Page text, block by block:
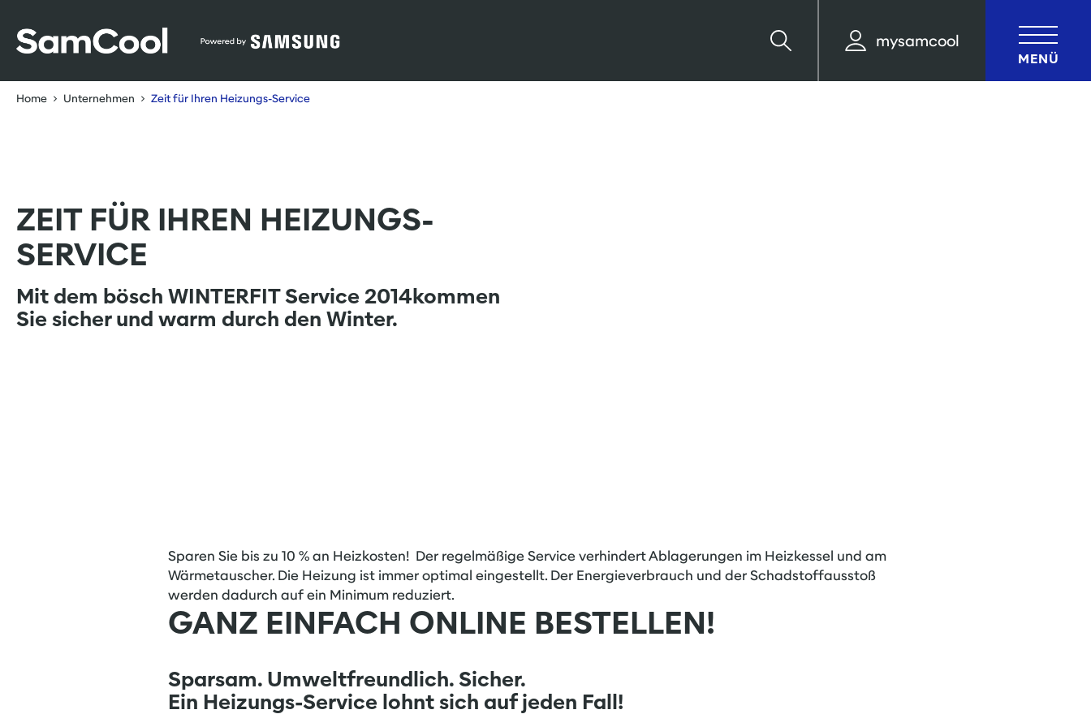
Suche
mysamcool
MENÜ
Home Unternehmen Zeit für Ihren Heizungs-Service
ZEIT FÜR IHREN HEIZUNGS-
SERVICE
Mit dem bösch WINTERFIT Service 2014kommen
Sie sicher und warm durch den Winter.
Sparen Sie bis zu 10 % an Heizkosten! Der regelmäßige Service verhindert Ablagerungen im Heizkessel und am
Wärmetauscher. Die Heizung ist immer optimal eingestellt. Der Energieverbrauch und der Schadstoffausstoß
werden dadurch auf ein Minimum reduziert.
GANZ EINFACH ONLINE BESTELLEN!
Sparsam. Umweltfreundlich. Sicher.
Ein Heizungs-Service lohnt sich auf jeden Fall!